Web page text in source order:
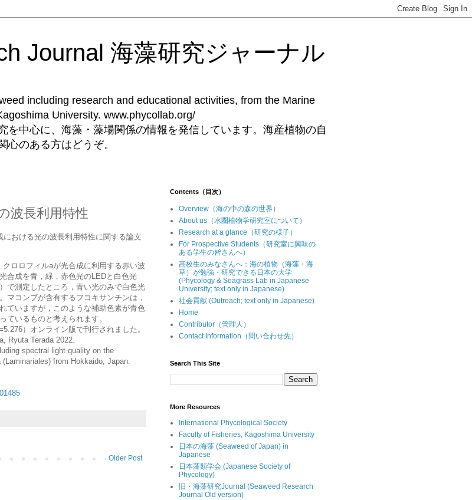
Journal 海藻研究ジャーナル
including research and educational activities, from the Marine
Kagoshima University. www.phycollab.org/
を中心に、海藻・藻場関係の情報を発信しています。海産植物の自
心のある方はどうぞ。
波長利用特性
おける光の波長利用特性に関する論文
ロロフィルaが光合成に利用する赤い波
合成を青，緑，赤色光のLEDと白色光
で測定したところ，青い光のみで白色光
マコンブが含有するフコキサンチンは，
ていますが，このような補助色素が青色
ているものと考えられます。
）オンライン版で刊行されました。
Ryuta Terada 2022.
spectral light quality on the
from Hokkaido, Japan.
Older Post
Contents（目次）
Overview（海の中の森の世界）
About us（水圏植物学研究室について）
Research at a glance（研究の様子）
For Prospective Students（研究室に興味の
ある学生の皆さんへ）
高校生のみなさんへ：海の植物（海藻・海
草）が勉強・研究できる日本の大学
(Phycology & Seagrass Lab in Japanese
University; text only in Japanese)
社会貢献 (Outreach; text only in Japanese)
Home
Contributor（管理人）
Contact Information（問い合わせ先）
Search This Site
More Resources
International Phycological Society
Faculty of Fisheries, Kagoshima University
日本の海藻 (Seaweed of Japan) in
Japanese
日本藻類学会 (Japanese Society of
Phycology)
旧・海藻研究Journal (Seaweed Research
Journal Old version)